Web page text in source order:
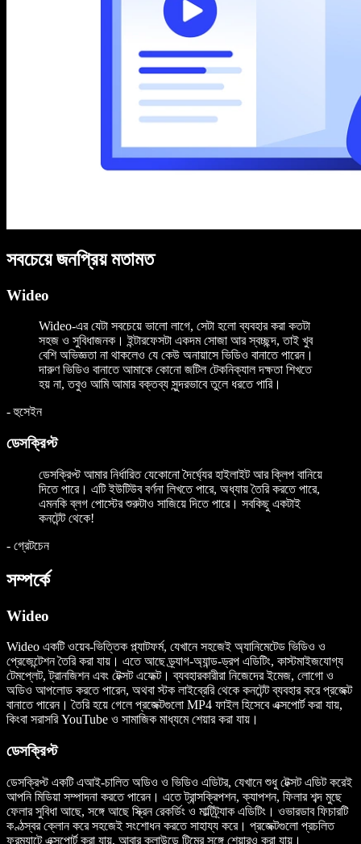
সবচেয়ে জনপ্রিয় মতামত
Wideo
Wideo-এর যেটা সবচেয়ে ভালো লাগে, সেটা হলো ব্যবহার করা কতটা
সহজ ও সুবিধাজনক। ইন্টারফেসটা একদম সোজা আর স্বচ্ছন্দ, তাই খুব
বেশি অভিজ্ঞতা না থাকলেও যে কেউ অনায়াসে ভিডিও বানাতে পারেন।
দারুণ ভিডিও বানাতে আমাকে কোনো জটিল টেকনিক্যাল দক্ষতা শিখতে
হয় না, তবুও আমি আমার বক্তব্য সুন্দরভাবে তুলে ধরতে পারি।
-হুসেইন
ডেসক্রিপ্ট
ডেসক্রিপ্ট আমার নির্ধারিত যেকোনো দৈর্ঘ্যের হাইলাইট আর ক্লিপ বানিয়ে
দিতে পারে। এটি ইউটিউব বর্ণনা লিখতে পারে, অধ্যায় তৈরি করতে পারে,
এমনকি ব্লগ পোস্টের শুরুটাও সাজিয়ে দিতে পারে। সবকিছু একটাই
কনটেন্ট থেকে!
- গ্রেটচেন
সম্পর্কে
Wideo
Wideo একটি ওয়েব-ভিত্তিক প্ল্যাটফর্ম, যেখানে সহজেই অ্যানিমেটেড ভিডিও ও
প্রেজেন্টেশন তৈরি করা যায়। এতে আছে ড্র্যাগ-অ্যান্ড-ড্রপ এডিটিং, কাস্টমাইজযোগ্য
টেমপ্লেট, ট্রানজিশন এবং টেক্সট এফেক্ট। ব্যবহারকারীরা নিজেদের ইমেজ, লোগো ও
অডিও আপলোড করতে পারেন, অথবা স্টক লাইব্রেরি থেকে কনটেন্ট ব্যবহার করে প্রজেক্ট
বানাতে পারেন। তৈরি হয়ে গেলে প্রজেক্টগুলো MP4 ফাইল হিসেবে এক্সপোর্ট করা যায়,
কিংবা সরাসরি YouTube ও সামাজিক মাধ্যমে শেয়ার করা যায়।
ডেসক্রিপ্ট
ডেসক্রিপ্ট একটি এআই-চালিত অডিও ও ভিডিও এডিটর, যেখানে শুধু টেক্সট এডিট করেই
আপনি মিডিয়া সম্পাদনা করতে পারেন। এতে ট্রান্সক্রিপশন, ক্যাপশন, ফিলার শব্দ মুছে
ফেলার সুবিধা আছে, সঙ্গে আছে স্ক্রিন রেকর্ডিং ও মাল্টিট্র্যাক এডিটিং। ওভারডাব ফিচারটি
কণ্ঠস্বর ক্লোন করে সহজেই সংশোধন করতে সাহায্য করে। প্রজেক্টগুলো প্রচলিত
ফরম্যাটে এক্সপোর্ট করা যায়, আবার ক্লাউডে টিমের সঙ্গে শেয়ারও করা যায়।